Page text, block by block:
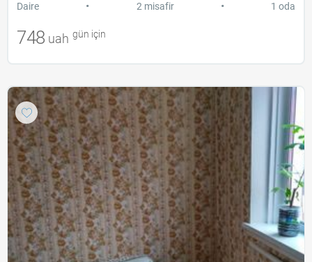
Daire • 2 misafir • 1 oda
748 uah gün için